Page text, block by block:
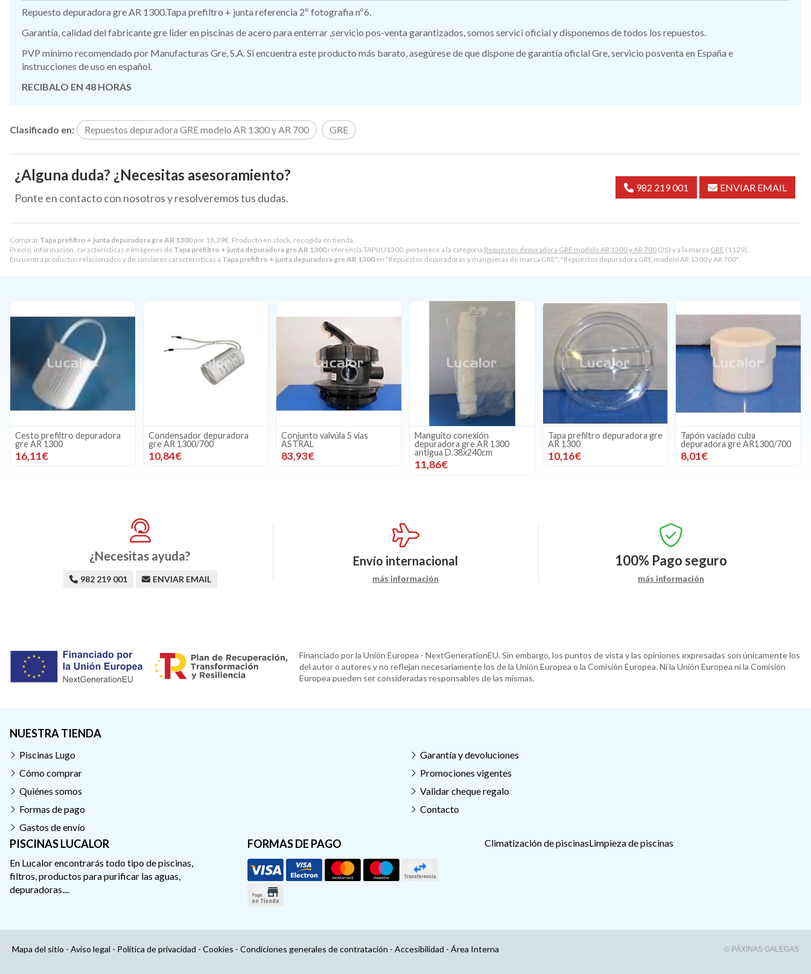
Comprar Tapa prefiltro + junta depuradora gre AR 1300por 18,39€. Producto en stock, recogida en tienda.
Precio, información, características e imágenes de Tapa prefiltro + junta depuradora gre AR 1300referencia TAPiJU1300, pertenece a la categoría Repuestos depuradora GRE modelo AR 1300 y AR 700 (25) y a la marca GRE (1129).
Encuentra productos relacionados y de similares características a Tapa prefiltro + junta depuradora gre AR 1300en "Repuestos depuradoras y mangueras de marca GRE", "Repuestos depuradora GRE modelo AR 1300 y AR 700".
Repuesto depuradora gre AR 1300.Tapa prefiltro + junta referencia 2º fotografia nº6.
Garantía, calidad del fabricante gre lider en piscinas de acero para enterrar ,servicio pos-venta garantizados, somos servici oficial y disponemos de todos los repuestos.
PVP mínimo recomendado por Manufacturas Gre, S.A. Si encuentra este producto más barato, asegúrese de que dispone de garantía oficial Gre, servicio posventa en España e
instrucciones de uso en español.
RECIBALO EN 48 HORAS
Clasificado en: Repuestos depuradora GRE modelo AR 1300 y AR 700 GRE
¿Alguna duda? ¿Necesitas asesoramiento?
Ponte en contacto con nosotros y resolveremos tus dudas.
982 219 001 ENVIAR EMAIL
Cesto prefiltro depuradora
gre AR 1300
16,11€
Condensador depuradora
gre AR 1300/700
10,84€
Conjunto valvúla 5 vias
ASTRAL
83,93€
Manguito conexión
depuradora gre AR 1300
antigua D.38x240cm
11,86€
Tapa prefiltro depuradora gre
AR 1300
10,16€
Tapón vaciado cuba
depuradora gre AR1300/700
8,01€
¿Necesitas ayuda?
982 219 001 ENVIAR EMAIL
Envío internacional
más información
100% Pago seguro
más información
Financiado por la Unión Europea - NextGenerationEU. Sin embargo, los puntos de vista y las opiniones expresadas son únicamente los
del autor o autores y no reflejan necesariamente los de la Unión Europea o la Comisión Europea. Ni la Unión Europea ni la Comisión
Europea pueden ser consideradas responsables de las mismas.
PISCINAS LUCALOR
En Lucalor encontrarás todo tipo de piscinas,
filtros, productos para purificar las aguas,
depuradoras....
FORMAS DE PAGO
NUESTRA TIENDA
Piscinas Lugo
Cómo comprar
Quiénes somos
Formas de pago
Gastos de envío
Garantía y devoluciones
Promociones vigentes
Validar cheque regalo
Contacto
Climatización de piscinasLimpieza de piscinas
Mapa del sitio - Aviso legal - Política de privacidad - Cookies - Condiciones generales de contratación - Accesibilidad - Área Interna © PÁXINAS GALEGAS